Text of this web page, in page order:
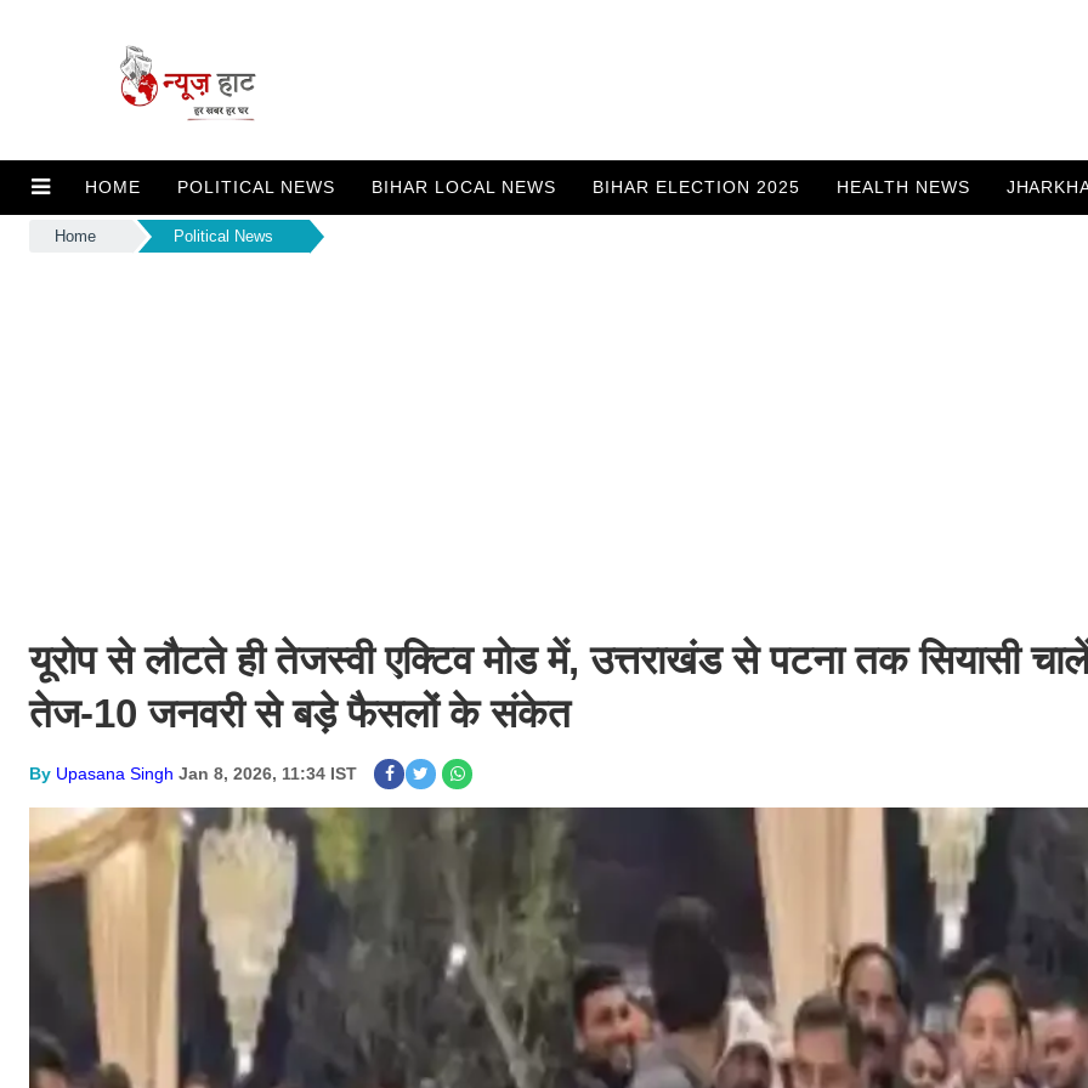
HOME POLITICAL NEWS BIHAR LOCAL NEWS BIHAR ELECTION 2025 HEALTH NEWS
Home Political News
यूरोप से लौटते ही तेजस्वी एक्टिव मोड में, उत्तराखंड से पटना तक सियासी
तेज-10 जनवरी से बड़े फैसलों के संकेत
By Upasana Singh Jan 8, 2026, 11:34 IST